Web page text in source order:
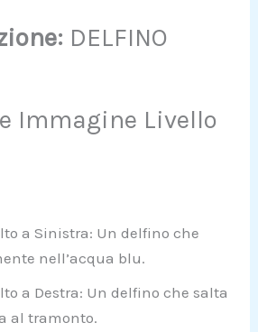
DELFINO
Immagine Livello
a Sinistra: Un delfino che
nell’acqua blu.
a Destra: Un delfino che salta
al tramonto.